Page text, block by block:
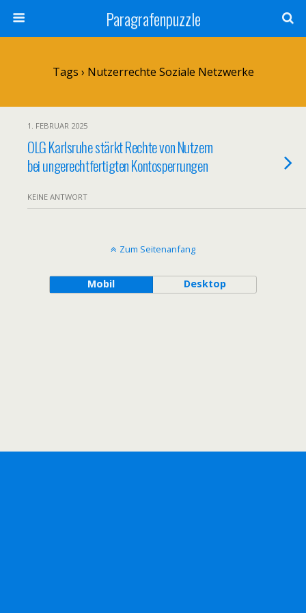
Paragrafenpuzzle
Tags › Nutzerrechte Soziale Netzwerke
1. FEBRUAR 2025
OLG Karlsruhe stärkt Rechte von Nutzern
bei ungerechtfertigten Kontosperrungen
KEINE ANTWORT
Zum Seitenanfang
Mobil Desktop